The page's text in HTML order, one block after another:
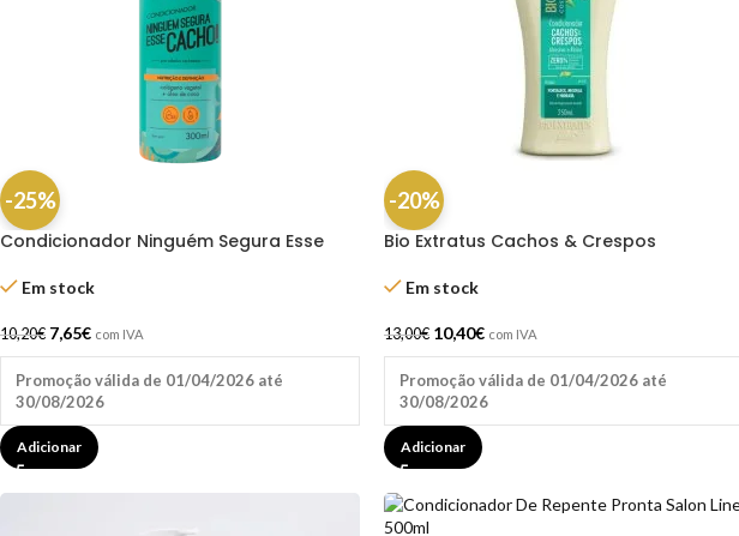
-25%
Condicionador Ninguém Segura Esse
Em stock
10,20€ 7,65€ com IVA
Promoção válida de 01/04/2026 até
30/08/2026
Adicionar
-20%
Bio Extratus Cachos & Crespos
Em stock
13,00€ 10,40€ com IVA
Promoção válida de 01/04/2026 até
30/08/2026
Adicionar